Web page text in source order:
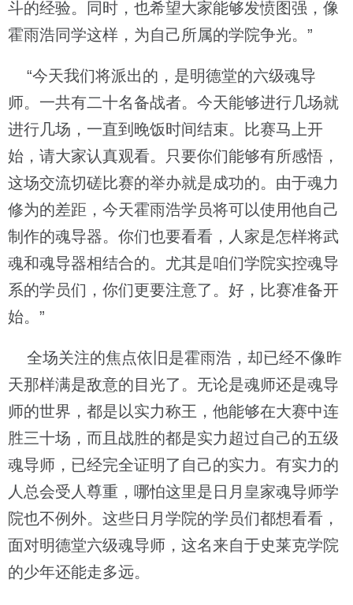
斗的经验。同时，也希望大家能够发愤图强，像
霍雨浩同学这样，为自己所属的学院争光。”
“今天我们将派出的，是明德堂的六级魂导
师。一共有二十名备战者。今天能够进行几场就
进行几场，一直到晚饭时间结束。比赛马上开
始，请大家认真观看。只要你们能够有所感悟，
这场交流切磋比赛的举办就是成功的。由于魂力
修为的差距，今天霍雨浩学员将可以使用他自己
制作的魂导器。你们也要看看，人家是怎样将武
魂和魂导器相结合的。尤其是咱们学院实控魂导
系的学员们，你们更要注意了。好，比赛准备开
始。”
全场关注的焦点依旧是霍雨浩，却已经不像昨
天那样满是敌意的目光了。无论是魂师还是魂导
师的世界，都是以实力称王，他能够在大赛中连
胜三十场，而且战胜的都是实力超过自己的五级
魂导师，已经完全证明了自己的实力。有实力的
人总会受人尊重，哪怕这里是日月皇家魂导师学
院也不例外。这些日月学院的学员们都想看看，
面对明德堂六级魂导师，这名来自于史莱克学院
的少年还能走多远。